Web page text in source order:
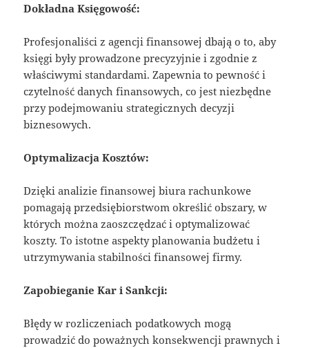
Dokładna Księgowość:
Profesjonaliści z agencji finansowej dbają o to, aby
księgi były prowadzone precyzyjnie i zgodnie z
właściwymi standardami. Zapewnia to pewność i
czytelność danych finansowych, co jest niezbędne
przy podejmowaniu strategicznych decyzji
biznesowych.
Optymalizacja Kosztów:
Dzięki analizie finansowej biura rachunkowe
pomagają przedsiębiorstwom określić obszary, w
których można zaoszczędzać i optymalizować
koszty. To istotne aspekty planowania budżetu i
utrzymywania stabilności finansowej firmy.
Zapobieganie Kar i Sankcji:
Błędy w rozliczeniach podatkowych mogą
prowadzić do poważnych konsekwencji prawnych i